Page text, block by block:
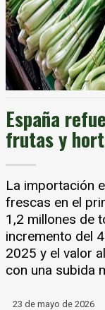
España
frutas y
La importación
frescas en el
1,2 millones de
incremento del
2025 y el valor
con una subida
23 de mayo de 2026